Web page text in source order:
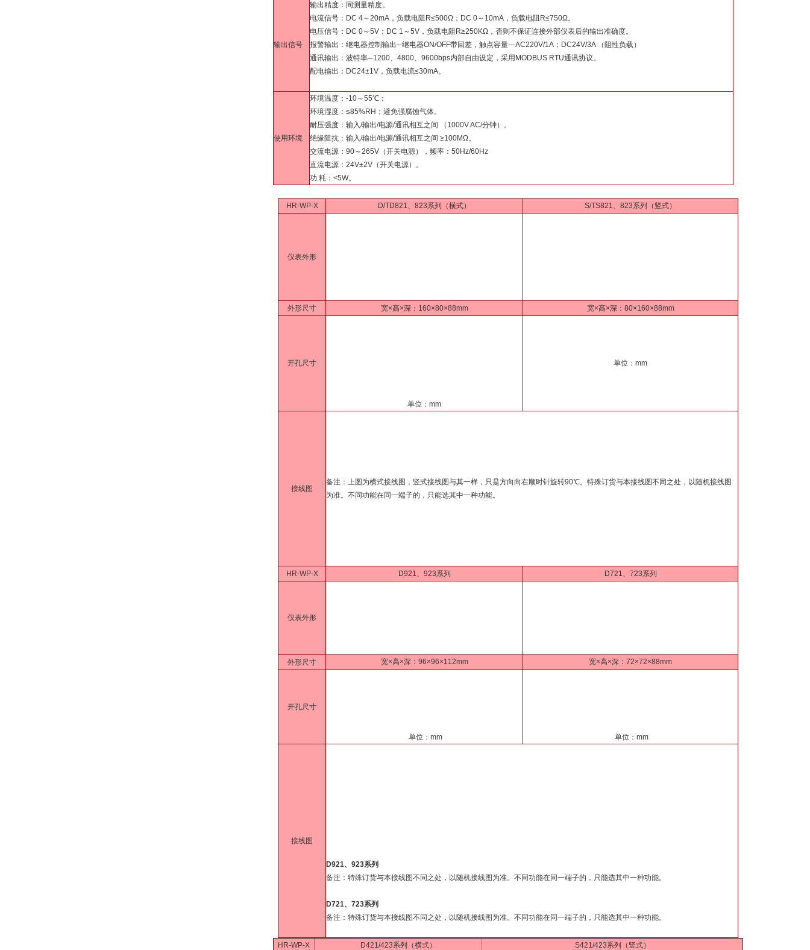
输出信号
输出精度：同测量精度。
电流信号：DC 4～20mA，负载电阻R≤500Ω；DC 0～10mA，负载电阻R≤750Ω。
电压信号：DC 0～5V；DC 1～5V，负载电阻R≥250KΩ，否则不保证连接外部仪表后的输出准确度。
报警输出：继电器控制输出─继电器ON/OFF带回差，触点容量---AC220V/1A；DC24V/3A （阻性负载）
通讯输出：波特率─1200、4800、9600bps内部自由设定，采用MODBUS RTU通讯协议。
配电输出：DC24±1V，负载电流≤30mA。
使用环境
环境温度：-10～55℃；
环境湿度：≤85%RH；避免强腐蚀气体。
耐压强度：输入/输出/电源/通讯相互之间 （1000V.AC/分钟）。
绝缘阻抗：输入/输出/电源/通讯相互之间 ≥100MΩ。
交流电源：90～265V（开关电源），频率：50Hz/60Hz
直流电源：24V±2V（开关电源）。
功 耗：<5W。
HR-WP-X D/TD821、823系列（横式） S/TS821、823系列（竖式）
仪表外形
外形尺寸 宽×高×深：160×80×88mm 宽×高×深：80×160×88mm
开孔尺寸
单位：mm
单位：mm
接线图
备注：上图为横式接线图，竖式接线图与其一样，只是方向向右顺时针旋转90℃。特殊订货与本接线图不同之处，以随机接线图
为准。不同功能在同一端子的，只能选其中一种功能。
HR-WP-X D921、923系列 D721、723系列
仪表外形
外形尺寸 宽×高×深：96×96×112mm 宽×高×深：72×72×88mm
开孔尺寸
单位：mm 单位：mm
接线图
D921、923系列
备注：特殊订货与本接线图不同之处，以随机接线图为准。不同功能在同一端子的，只能选其中一种功能。
D721、723系列
备注：特殊订货与本接线图不同之处，以随机接线图为准。不同功能在同一端子的，只能选其中一种功能。
HR-WP-X D421/423系列（横式） S421/423系列（竖式）